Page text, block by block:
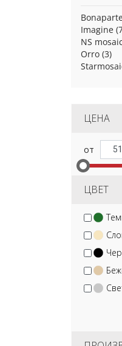
Imagine
NS mosaic
Orro (3)
ЦЕНА
ЦВЕТ